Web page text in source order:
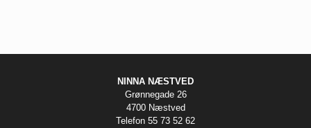
NINNA NÆSTVED
Grønnegade 26
4700 Næstved
Telefon 55 73 52 62